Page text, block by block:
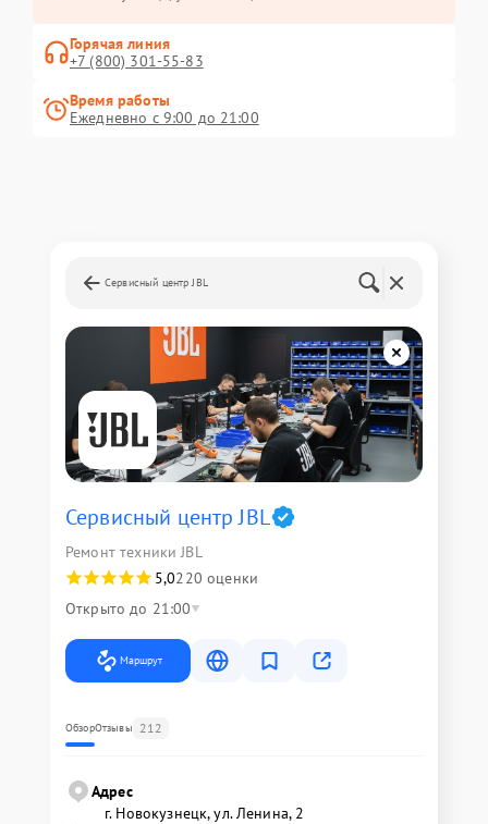
Горячая линия
+7 (800) 301-55-83
Время работы
Ежедневно с 9:00 до 21:00
Сервисный центр JBL
Сервисный центр JBL
Ремонт техники JBL
5,0220 оценки
Открыто до 21:00
Маршрут
ОбзорОтзывы 212
Адрес
г. Новокузнецк, ул. Ленина, 2